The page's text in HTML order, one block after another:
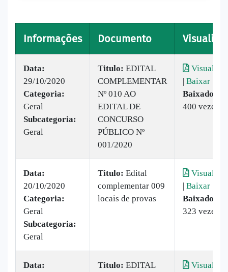
Informações Documento Visualizar
Data:
29/10/2020
Categoria:
Geral
Subcategoria:
Geral
Titulo: EDITAL
COMPLEMENTAR
Nº 010 AO
EDITAL DE
CONCURSO
PÚBLICO Nº
001/2020
Visualizar
| Baixar
Baixado:
400 vezes
Data:
20/10/2020
Categoria:
Geral
Subcategoria:
Geral
Titulo: Edital
complementar 009
locais de provas
Visualizar
| Baixar
Baixado:
323 vezes
Data:
Titulo: EDITAL
Visualizar